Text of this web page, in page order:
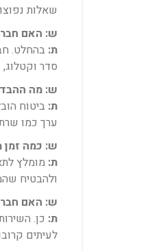
שאלות
ש: האם
ת: בהחלט.
סדר וקטלוג,
ש: מה
ת: ביטוח
ערך כמו
ש: כמה
ת: מומלץ
ולהבטיח
ש: האם
ת: כן.
לעיתים